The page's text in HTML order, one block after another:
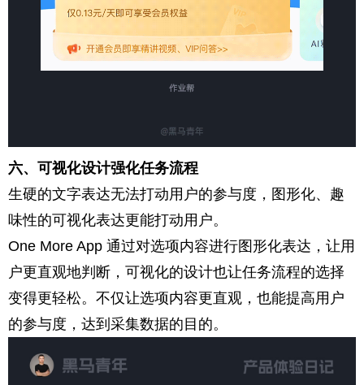
六、可视化设计强化任务流程
生硬的文字表达无法打动用户的参与度，图形化、趣
味性的可视化表达更能打动用户。
One More App 通过对选项内容进行图形化表达，让用
户更直观地判断，可视化的设计也让任务流程的选择
变得更轻松。不仅让选项内容更直观，也能提高用户
的参与度，达到采集数据的目的。